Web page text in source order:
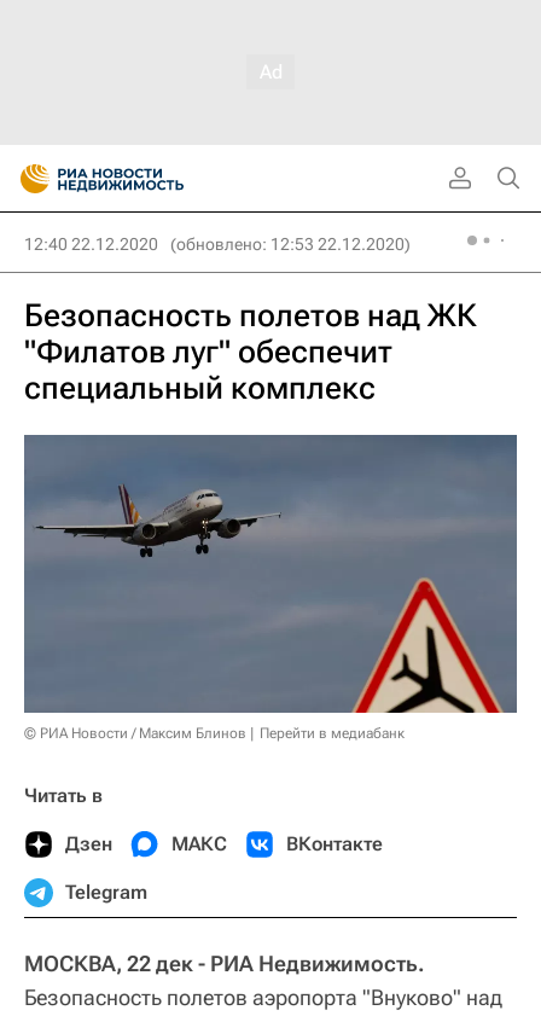
12:40 22.12.2020 (обновлено: 12:53 22.12.2020)
Безопасность полетов над ЖК
"Филатов луг" обеспечит
специальный комплекс
© РИА Новости / Максим Блинов Перейти в медиабанк
Читать в
Дзен МАКС ВКонтакте
Telegram
МОСКВА, 22 дек - РИА Недвижимость.
Безопасность полетов аэропорта "Внуково" над